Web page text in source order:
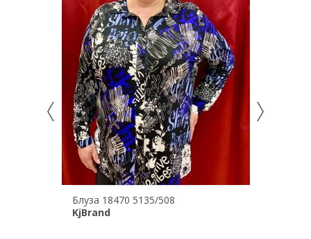
Блуза 18470 5135/508
KjBrand